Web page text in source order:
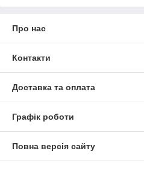
Про нас
Контакти
Доставка та оплата
Графік роботи
Повна версія сайту